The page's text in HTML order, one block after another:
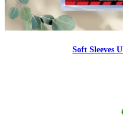
Soft Sleeves